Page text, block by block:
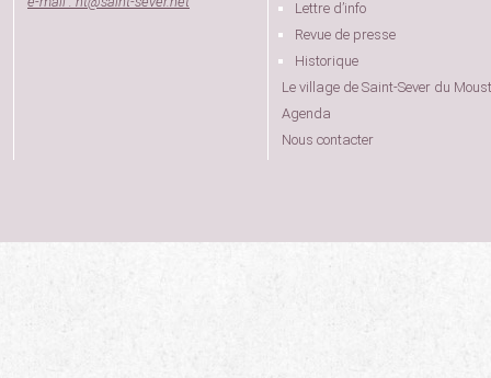
Lettre d’info
Revue de presse
Historique
Le village de Saint-Sever du
Agenda
Nous contacter